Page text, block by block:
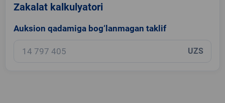
Zakalat kalkulyatori
Auksion qadamiga bog‘lanmagan taklif
UZS